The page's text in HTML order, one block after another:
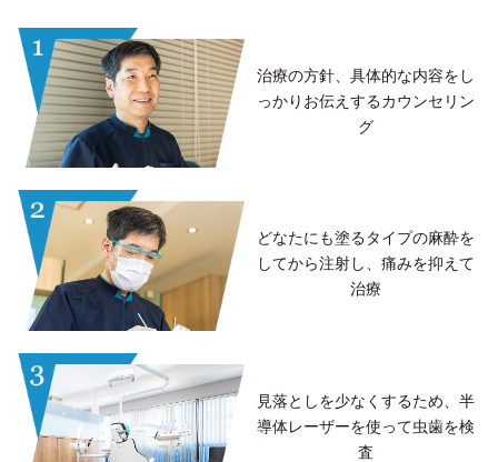
治療の方針、具体的な内容を し
っかりお伝えするカウンセリン
グ
どなたにも塗るタイプの麻酔を
してから注射し、痛みを抑えて
治療
見落としを少なくするため、半
導体レーザーを使って虫歯を検
査